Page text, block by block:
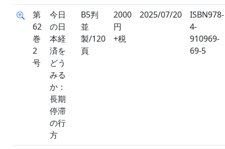
第
62
巻
2
号
今日
の日
本経
済を
どう
みる
か：
長期
停滞
の行
方
B5判
並
製/120
頁
2000
円
+税
2025/07/20
ISBN978-
4-
910969-
69-5